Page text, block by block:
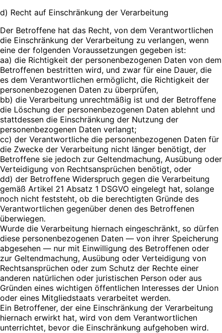
d) Recht auf Einschränkung der Verarbeitung
Der Betroffene hat das Recht, von dem Verantwortlichen
die Einschränkung der Verarbeitung zu verlangen, wenn
eine der folgenden Voraussetzungen gegeben ist:
aa) die Richtigkeit der personenbezogenen Daten von dem
Betroffenen bestritten wird, und zwar für eine Dauer, die
es dem Verantwortlichen ermöglicht, die Richtigkeit der
personenbezogenen Daten zu überprüfen,
bb) die Verarbeitung unrechtmäßig ist und der Betroffene
die Löschung der personenbezogenen Daten ablehnt und
stattdessen die Einschränkung der Nutzung der
personenbezogenen Daten verlangt;
cc) der Verantwortliche die personenbezogenen Daten für
die Zwecke der Verarbeitung nicht länger benötigt, der
Betroffene sie jedoch zur Geltendmachung, Ausübung oder
Verteidigung von Rechtsansprüchen benötigt, oder
dd) der Betroffene Widerspruch gegen die Verarbeitung
gemäß Artikel 21 Absatz 1 DSGVO eingelegt hat, solange
noch nicht feststeht, ob die berechtigten Gründe des
Verantwortlichen gegenüber denen des Betroffenen
überwiegen.
Wurde die Verarbeitung hiernach eingeschränkt, so dürfen
diese personenbezogenen Daten — von ihrer Speicherung
abgesehen — nur mit Einwilligung des Betroffenen oder
zur Geltendmachung, Ausübung oder Verteidigung von
Rechtsansprüchen oder zum Schutz der Rechte einer
anderen natürlichen oder juristischen Person oder aus
Gründen eines wichtigen öffentlichen Interesses der Union
oder eines Mitgliedstaats verarbeitet werden.
Ein Betroffener, der eine Einschränkung der Verarbeitung
hiernach erwirkt hat, wird von dem Verantwortlichen
unterrichtet, bevor die Einschränkung aufgehoben wird.